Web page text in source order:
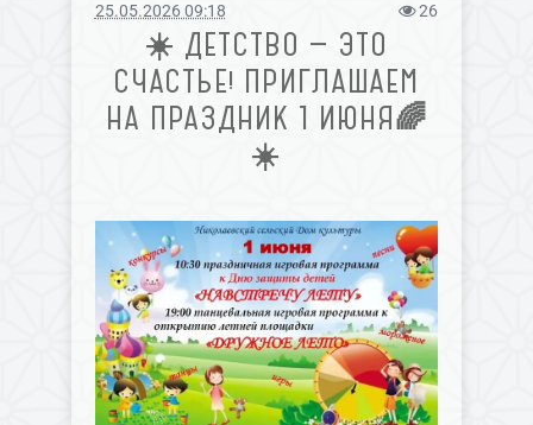
25.05.2026 09:18 26
☀️ ДЕТСТВО — ЭТО
СЧАСТЬЕ! ПРИГЛАШАЕМ
НА ПРАЗДНИК 1 ИЮНЯ🌈
☀️